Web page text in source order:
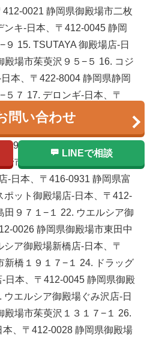
412-0021 静岡県御殿場市二枚
キ-日本、〒412-0045 静岡
15. TSUTAYA 御殿場店-日
殿場市茱萸沢９５−５ 16. コジ
本、〒422-8004 静岡県静岡
７ 17. デロンギ-日本、〒
深沢１３１２ ウエストゾーン
気店-日本、〒412-0035 静岡
19. 日立のお店 コチデン-日
野市佐野１０００−１４ 20. コ
-日本、〒416-0931 静岡県富
ポット御殿場店-日本、〒412-
田９７１−１ 22. ウエルシア御
0026 静岡県御殿場市東田中
シア御殿場新橋店-日本、〒
新橋１９１７−１ 24. ドラッグ
日本、〒412-0045 静岡県御殿
エルシア御殿場ぐみ沢店-日
殿場市茱萸沢１３１７−１ 26.
、〒412-0028 静岡県御殿場
問い合わせ
LINEで相談